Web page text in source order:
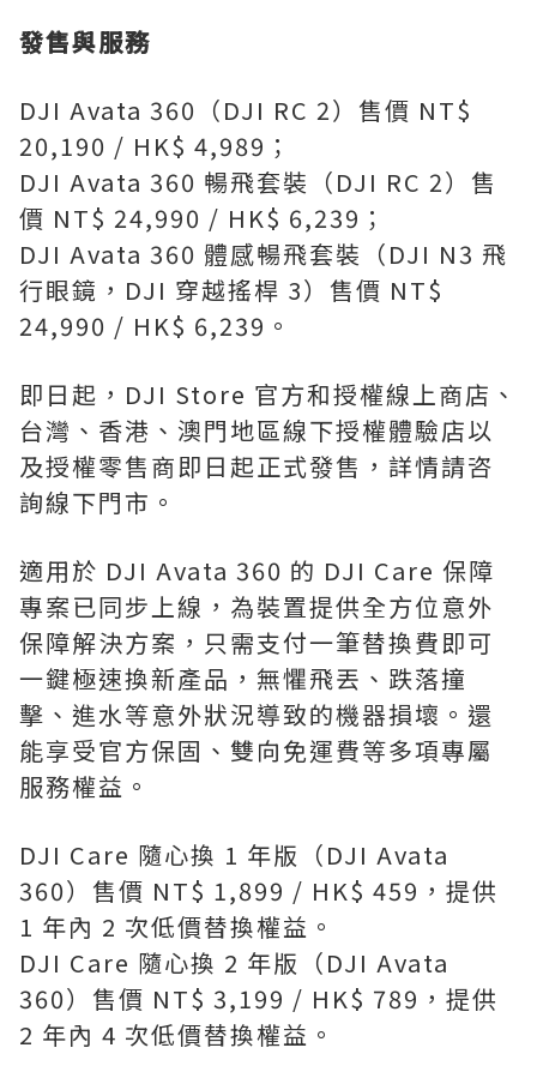
發售與服務
DJI Avata 360（DJI RC 2）售價 NT$
20,190 / HK$ 4,989；
DJI Avata 360 暢飛套裝（DJI RC 2）售
價 NT$ 24,990 / HK$ 6,239；
DJI Avata 360 體感暢飛套裝（DJI N3 飛
行眼鏡，DJI 穿越搖桿 3）售價 NT$
24,990 / HK$ 6,239。
即日起，DJI Store 官方和授權線上商店、
台灣、香港、澳門地區線下授權體驗店以
及授權零售商即日起正式發售，詳情請咨
詢線下門市。
適用於 DJI Avata 360 的 DJI Care 保障
專案已同步上線，為裝置提供全方位意外
保障解決方案，只需支付一筆替換費即可
一鍵極速換新產品，無懼飛丟、跌落撞
擊、進水等意外狀況導致的機器損壞。還
能享受官方保固、雙向免運費等多項專屬
服務權益。
DJI Care 隨心換 1 年版（DJI Avata
360）售價 NT$ 1,899 / HK$ 459，提供
1 年內 2 次低價替換權益。
DJI Care 隨心換 2 年版（DJI Avata
360）售價 NT$ 3,199 / HK$ 789，提供
2 年內 4 次低價替換權益。